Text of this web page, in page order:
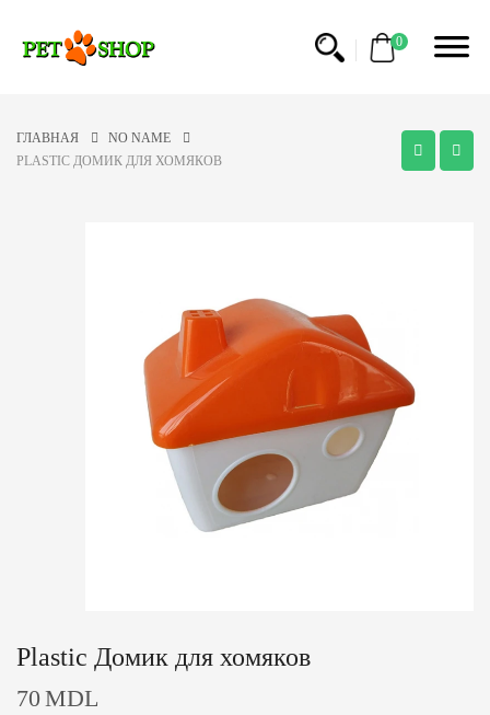
0
ГЛАВНАЯ
NO NAME
PLASTIC ДОМИК ДЛЯ ХОМЯКОВ
Plastic Домик для хомяков
70 MDL